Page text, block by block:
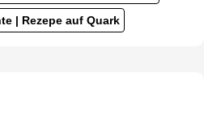
| Rezepe auf Quark